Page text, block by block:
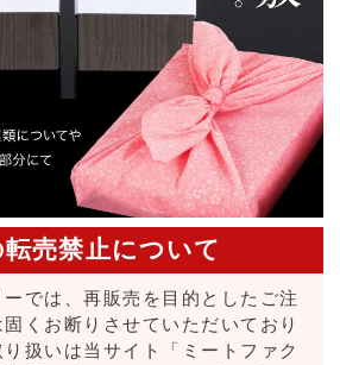
売禁止について
では、再販売を目的としたご注
くお断りさせていただいており
扱いは当サイト「ミートファク